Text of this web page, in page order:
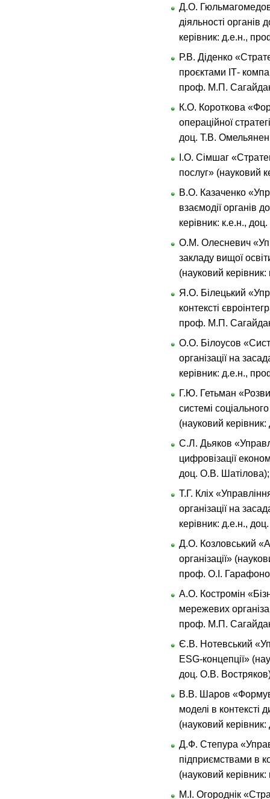
Д.О. Гюльмагомедов
діяльності органів
керівник: д.е.н.,
Р.В. Діденко
проєктами ІТ-
проф. М.П.
К.О. Короткова
операційної
доц. Т.В.
І.О. Сімшаг
послуг» (науковий
В.О. Казаченко
взаємодії органів
керівник: к.е.н.,
О.М. Олесневич
закладу вищої
(науковий
Я.О. Білецький
контексті
проф. М.П.
О.О. Білоусов
організації на
керівник: д.е.н.,
Г.Ю. Гетьман
системі
(науковий
С.Л. Дьяков
цифровізації
доц. О.В. Шатілова);
Т.Г. Кліх
організації на
керівник: д.е.н.,
Д.О. Козловський
організації»
проф. О.І.
А.О. Костромін
мережевих
проф. М.П.
Є.В. Нотевський
ESG-концепції»
доц. О.В.
В.В. Шаров
моделі в контексті
(науковий
Д.Ф. Степура
підприємствами в
(науковий
М.І. Огороднік